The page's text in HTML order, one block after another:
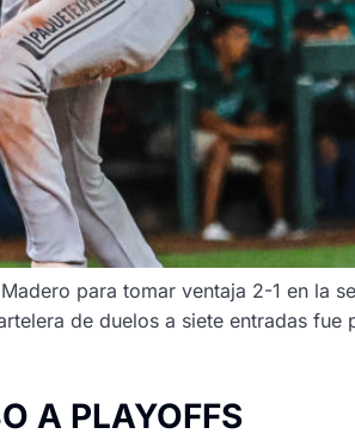
para tomar ventaja 2-1 en la
de duelos a siete entradas
A PLAYOFFS